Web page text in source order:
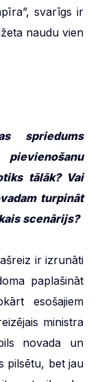
svarīgs ir
naudu vien
spriedums
tālāk? Vai
turpināt
scenārijs?
ir izrunāti
paplašināt
esošajiem
ministra
novada un
pilsētu, bet jau